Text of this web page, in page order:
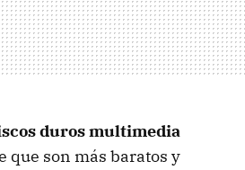
duros multimedia
que son más baratos y